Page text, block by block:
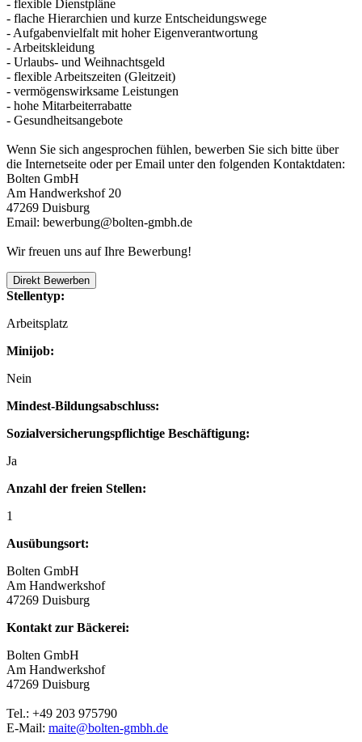
- flexible Dienstpläne
- flache Hierarchien und kurze Entscheidungswege
- Aufgabenvielfalt mit hoher Eigenverantwortung
- Arbeitskleidung
- Urlaubs- und Weihnachtsgeld
- flexible Arbeitszeiten (Gleitzeit)
- vermögenswirksame Leistungen
- hohe Mitarbeiterrabatte
- Gesundheitsangebote
Wenn Sie sich angesprochen fühlen, bewerben Sie sich bitte über
die Internetseite oder per Email unter den folgenden Kontaktdaten:
Bolten GmbH
Am Handwerkshof 20
47269 Duisburg
Email: bewerbung@bolten-gmbh.de
Wir freuen uns auf Ihre Bewerbung!
Direkt Bewerben
Stellentyp:
Arbeitsplatz
Minijob:
Nein
Mindest-Bildungsabschluss:
Sozialversicherungspflichtige Beschäftigung:
Ja
Anzahl der freien Stellen:
1
Ausübungsort:
Bolten GmbH
Am Handwerkshof
47269 Duisburg
Kontakt zur Bäckerei:
Bolten GmbH
Am Handwerkshof
47269 Duisburg
Tel.: +49 203 975790
E-Mail: maite@bolten-gmbh.de